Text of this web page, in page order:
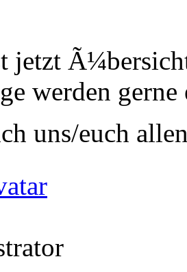
jetzt
werden
uns/euch